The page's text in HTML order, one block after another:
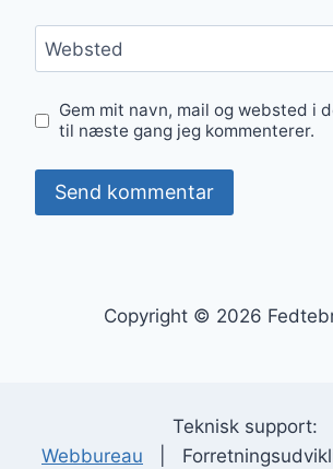
Websted
Gem mit navn, mail og websted i
til næste gang jeg kommenterer.
Copyright © 2026
Teknisk support:
Webbureau |